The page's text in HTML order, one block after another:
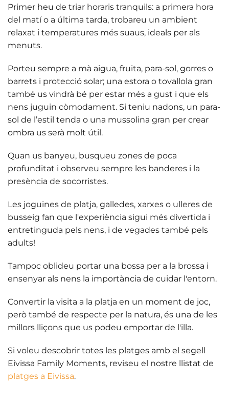
Primer heu de triar horaris tranquils: a primera hora
del matí o a última tarda, trobareu un ambient
relaxat i temperatures més suaus, ideals per als
menuts.
Porteu sempre a mà aigua, fruita, para-sol, gorres o
barrets i protecció solar; una estora o tovallola gran
també us vindrà bé per estar més a gust i que els
nens juguin còmodament. Si teniu nadons, un para-
sol de l’estil tenda o una mussolina gran per crear
ombra us serà molt útil.
Quan us banyeu, busqueu zones de poca
profunditat i observeu sempre les banderes i la
presència de socorristes.
Les joguines de platja, galledes, xarxes o ulleres de
busseig fan que l'experiència sigui més divertida i
entretinguda pels nens, i de vegades també pels
adults!
Tampoc oblideu portar una bossa per a la brossa i
ensenyar als nens la importància de cuidar l'entorn.
Convertir la visita a la platja en un moment de joc,
però també de respecte per la natura, és una de les
millors lliçons que us podeu emportar de l'illa.
Si voleu descobrir totes les platges amb el segell
Eivissa Family Moments, reviseu el nostre llistat de
platges a Eivissa.